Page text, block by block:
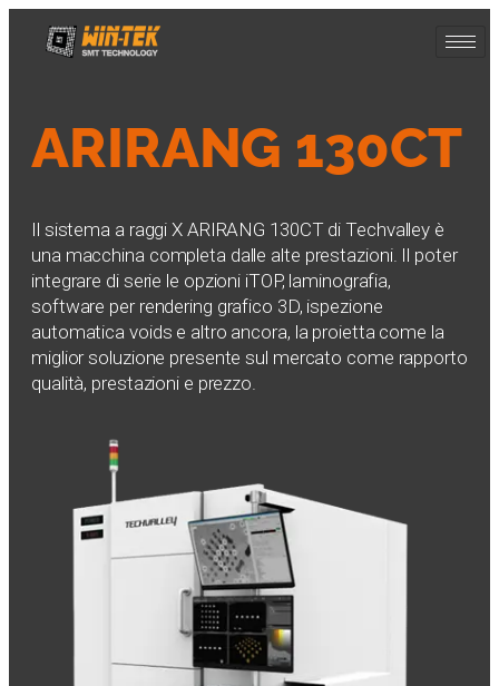
ARIRANG 130CT
Il sistema a raggi X ARIRANG 130CT di Techvalley è
una macchina completa dalle alte prestazioni. Il poter
integrare di serie le opzioni iTOP, laminografia,
software per rendering grafico 3D, ispezione
automatica voids e altro ancora, la proietta come la
miglior soluzione presente sul mercato come rapporto
qualità, prestazioni e prezzo.